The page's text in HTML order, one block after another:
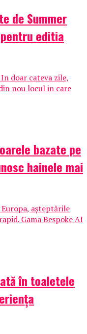
de Summer
editia
doar cateva zile,
nou locul in care
bazate pe
hainele mai
așteptările
Gama Bespoke AI
în toaletele